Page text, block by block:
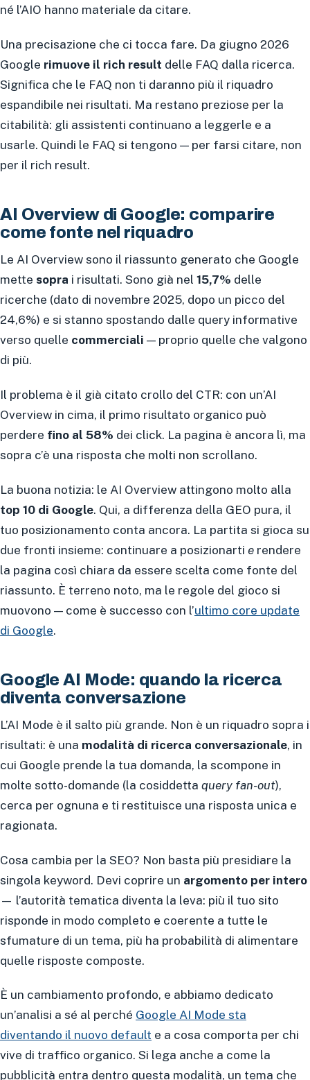
né l’AIO hanno materiale da citare.
Una precisazione che ci tocca fare. Da giugno 2026
Google rimuove il rich result delle FAQ dalla ricerca.
Significa che le FAQ non ti daranno più il riquadro
espandibile nei risultati. Ma restano preziose per la
citabilità: gli assistenti continuano a leggerle e a
usarle. Quindi le FAQ si tengono — per farsi citare, non
per il rich result.
AI Overview di Google: comparire
come fonte nel riquadro
Le AI Overview sono il riassunto generato che Google
mette sopra i risultati. Sono già nel 15,7% delle
ricerche (dato di novembre 2025, dopo un picco del
24,6%) e si stanno spostando dalle query informative
verso quelle commerciali — proprio quelle che valgono
di più.
Il problema è il già citato crollo del CTR: con un’AI
Overview in cima, il primo risultato organico può
perdere fino al 58% dei click. La pagina è ancora lì, ma
sopra c’è una risposta che molti non scrollano.
La buona notizia: le AI Overview attingono molto alla
top 10 di Google. Qui, a differenza della GEO pura, il
tuo posizionamento conta ancora. La partita si gioca su
due fronti insieme: continuare a posizionarti e rendere
la pagina così chiara da essere scelta come fonte del
riassunto. È terreno noto, ma le regole del gioco si
muovono — come è successo con l’ultimo core update
di Google.
Google AI Mode: quando la ricerca
diventa conversazione
L’AI Mode è il salto più grande. Non è un riquadro sopra i
risultati: è una modalità di ricerca conversazionale, in
cui Google prende la tua domanda, la scompone in
molte sotto-domande (la cosiddetta query fan-out),
cerca per ognuna e ti restituisce una risposta unica e
ragionata.
Cosa cambia per la SEO? Non basta più presidiare la
singola keyword. Devi coprire un argomento per intero
— l’autorità tematica diventa la leva: più il tuo sito
risponde in modo completo e coerente a tutte le
sfumature di un tema, più ha probabilità di alimentare
quelle risposte composte.
È un cambiamento profondo, e abbiamo dedicato
un’analisi a sé al perché Google AI Mode sta
diventando il nuovo default e a cosa comporta per chi
vive di traffico organico. Si lega anche a come la
pubblicità entra dentro questa modalità, un tema che